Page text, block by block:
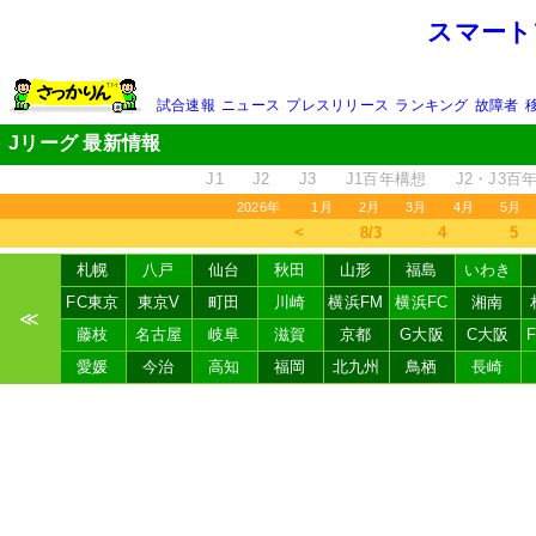
スマー
試合速報 ニュース プレスリリース ランキング 故障者
Jリーグ 最新情報
J1 J2 J3 J1百年構想 J2・J3百
2026年 1月 2月 3月 4月 5月
＜ 8/3 4 5
≪
札幌 八戸 仙台 秋田 山形 福島
いわき
FC東京
東京V 町田 川崎 横浜FM 横浜FC 湘南
藤枝
名古屋 岐阜 滋賀 京都 G大阪 C大阪
愛媛
今治 高知 福岡 北九州 鳥栖 長崎